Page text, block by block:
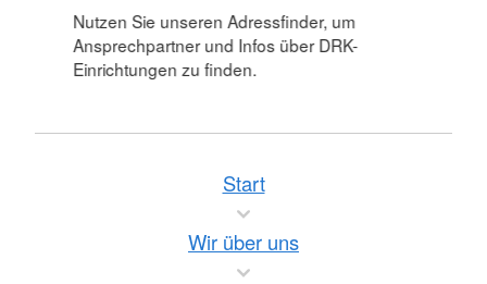
Nutzen Sie unseren Adressfinder, um
Ansprechpartner und Infos über DRK-
Einrichtungen zu finden.
Start
Wir über uns